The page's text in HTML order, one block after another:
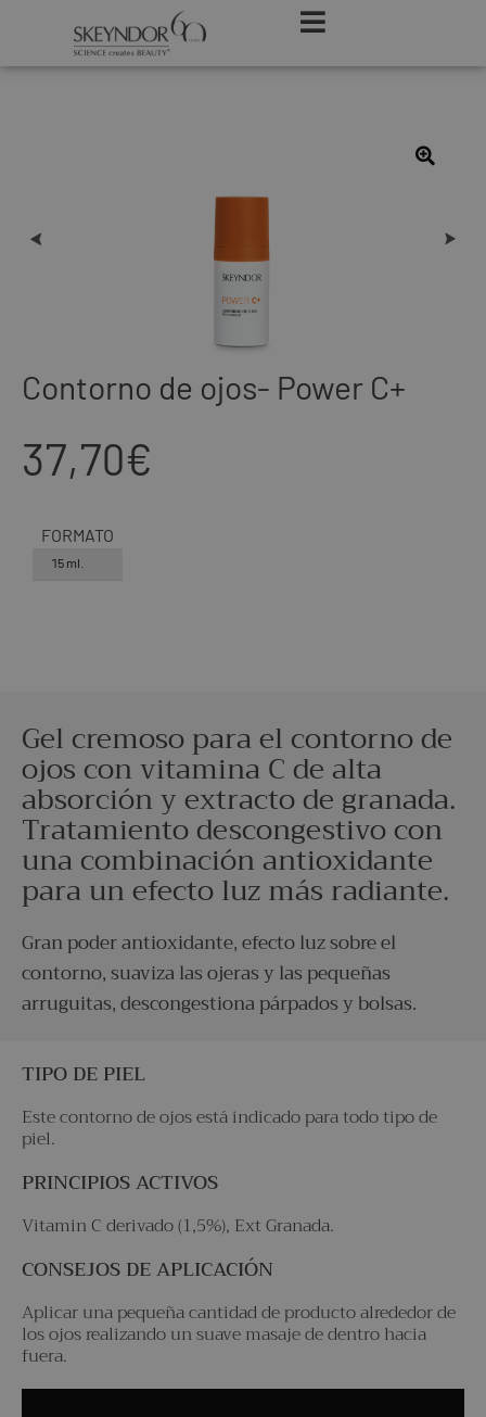
Contorno de ojos- Power C+
37,70€
FORMATO
15 ml.
Gel cremoso para el contorno de
ojos con vitamina C de alta
absorción y extracto de granada.
Tratamiento descongestivo con
una combinación antioxidante
para un efecto luz más radiante.
Gran poder antioxidante, efecto luz sobre el
contorno, suaviza las ojeras y las pequeñas
arruguitas, descongestiona párpados y bolsas.
TIPO DE PIEL
Este contorno de ojos está indicado para todo tipo de
piel.
PRINCIPIOS ACTIVOS
Vitamin C derivado (1,5%), Ext Granada.
CONSEJOS DE APLICACIÓN
Aplicar una pequeña cantidad de producto alrededor de
los ojos realizando un suave masaje de dentro hacia
fuera.